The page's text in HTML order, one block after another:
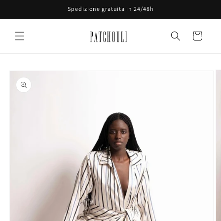
ai contenuti
Spedizione gratuita in 24/48h
Carrello
Passa alle
informazioni
sul prodotto